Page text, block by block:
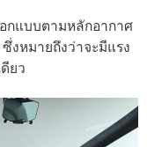
กแบบตามหลักอากาศ
งหมายถึงว่าจะมีแรง
ยว